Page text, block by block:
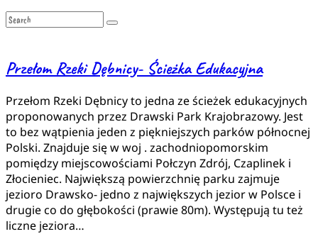
Przełom Rzeki Dębnicy- Ścieżka Edukacyjna
Przełom Rzeki Dębnicy to jedna ze ścieżek edukacyjnych
proponowanych przez Drawski Park Krajobrazowy. Jest
to bez wątpienia jeden z piękniejszych parków północnej
Polski. Znajduje się w woj . zachodniopomorskim
pomiędzy miejscowościami Połczyn Zdrój, Czaplinek i
Złocieniec. Największą powierzchnię parku zajmuje
jezioro Drawsko- jedno z największych jezior w Polsce i
drugie co do głębokości (prawie 80m). Występują tu też
liczne jeziora…